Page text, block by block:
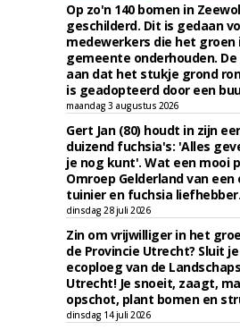
Op zo'n 140 bomen in
geschilderd. Dit is gedaan
medewerkers die het groen
gemeente onderhouden.
aan dat het stukje grond
is geadopteerd door een
maandag 3 augustus 2026
Gert Jan (80) houdt in zijn
duizend fuchsia's: 'Alles
je nog kunt'. Wat een mooi
Omroep Gelderland van
tuinier en fuchsia liefhebber.
dinsdag 28 juli 2026
Zin om vrijwilliger in het
de Provincie Utrecht? Sluit
ecoploeg van de
Utrecht! Je snoeit, zaagt,
opschot, plant bomen en
dinsdag 14 juli 2026